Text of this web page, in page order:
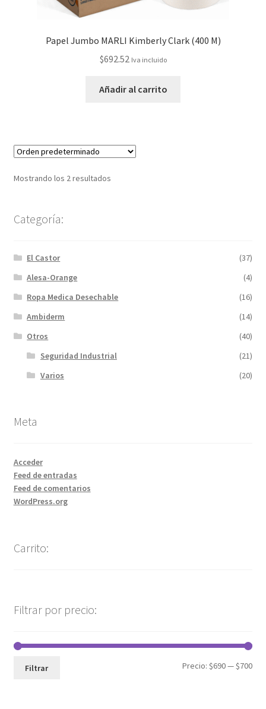
Papel Jumbo MARLI Kimberly Clark (400 M)
$692.52 Iva incluido
Añadir al carrito
Mostrando los 2 resultados
Categoría:
El Castor
(37)
Alesa-Orange
(4)
Ropa Medica Desechable
(16)
Ambiderm
(14)
Otros
(40)
Seguridad Industrial
(21)
Varios
(20)
Meta
Acceder
Feed de entradas
Feed de comentarios
WordPress.org
Carrito:
Filtrar por precio:
Filtrar Precio:$690—$700